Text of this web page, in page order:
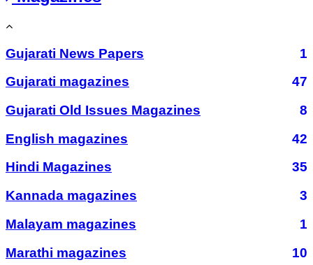
Gujarati News Papers
1
Gujarati magazines
47
Gujarati Old Issues Magazines
8
English magazines
42
Hindi Magazines
35
Kannada magazines
3
Malayam magazines
1
Marathi magazines
10